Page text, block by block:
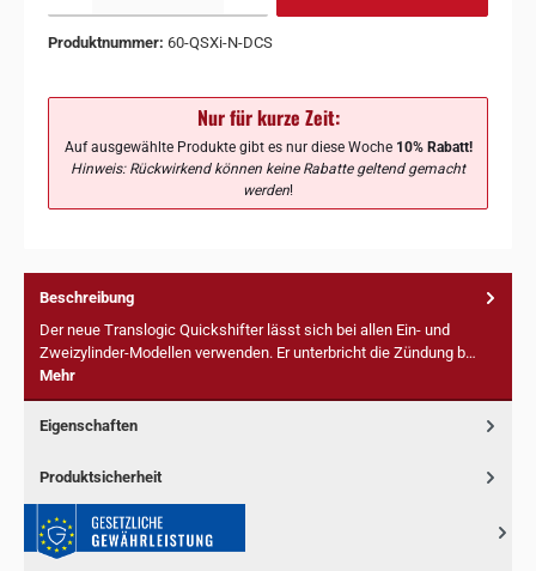
Produktnummer: 60-QSXi-N-DCS
Nur für kurze Zeit:
Auf ausgewählte Produkte gibt es nur diese Woche10% Rabatt!
Hinweis: Rückwirkend können keine Rabatte geltend gemacht
werden!
Beschreibung
Der neue Translogic Quickshifter lässt sich bei allen Ein- und
Zweizylinder-Modellen verwenden. Er unterbricht die Zündung b…
Mehr
Eigenschaften
Produktsicherheit